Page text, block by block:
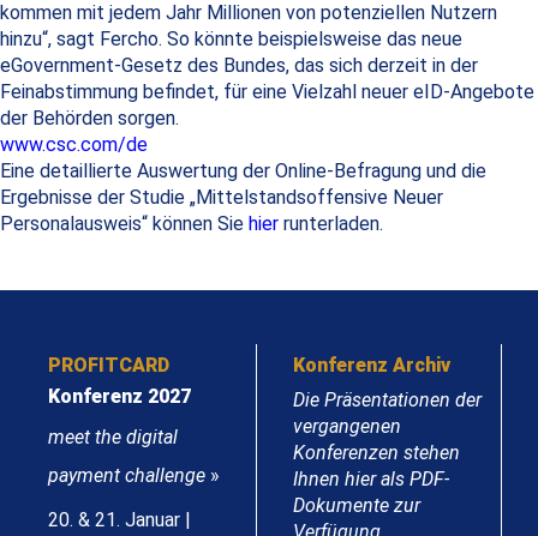
kommen mit jedem Jahr Millionen von potenziellen Nutzern
hinzu“, sagt Fercho. So könnte beispielsweise das neue
eGovernment-Gesetz des Bundes, das sich derzeit in der
Feinabstimmung befindet, für eine Vielzahl neuer eID-Angebote
der Behörden sorgen.
www.csc.com/de
Eine detaillierte Auswertung der Online-Befragung und die
Ergebnisse der Studie „Mittelstandsoffensive Neuer
Personalausweis“ können Sie hier runterladen.
PROFITCARD
Konferenz 2027
meet the digital
payment challenge »
20. & 21. Januar |
Konferenz Archiv
Die Präsentationen der
vergangenen
Konferenzen stehen
Ihnen hier als PDF-
Dokumente zur